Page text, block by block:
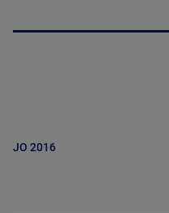
JO 2016